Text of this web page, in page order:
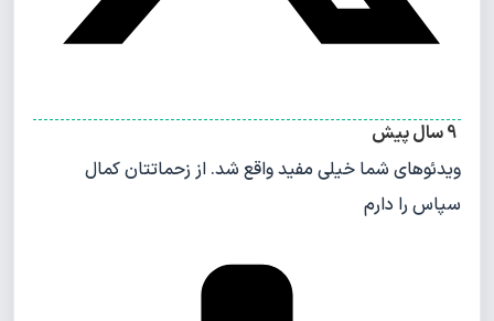
ویدئوهای شما خیلی مفید واقع شد. از زحماتتان کمال
سپاس را دارم